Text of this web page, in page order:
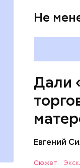
Не
Дали
Евгений
Сюжет: